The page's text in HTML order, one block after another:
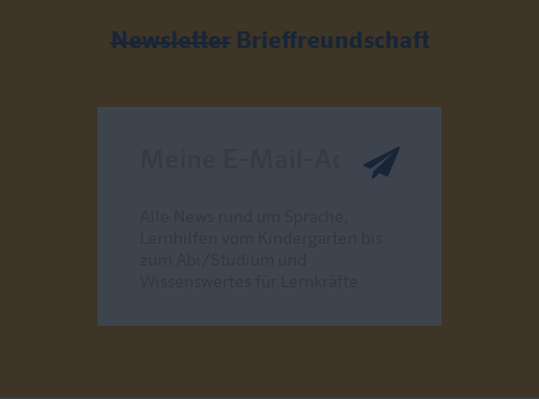
Newsletter Brieffreundschaft